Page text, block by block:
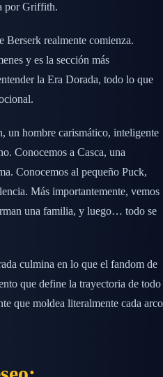
por Griffith.
Berserk realmente comienza.
y es la sección más
la Era Dorada, todo lo que
un hombre carismático, inteligente
Conocemos a Casca, una
Conocemos al pequeño Puck,
Más importantemente, vemos
una familia, y luego… todo se
culmina en lo que el fandom de
que define la trayectoria de todo
que moldea literalmente cada arco